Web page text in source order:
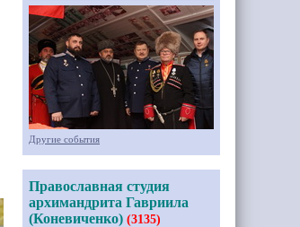
Другие события
Православная студия
архимандрита Гавриила
(Коневиченко) (3135)